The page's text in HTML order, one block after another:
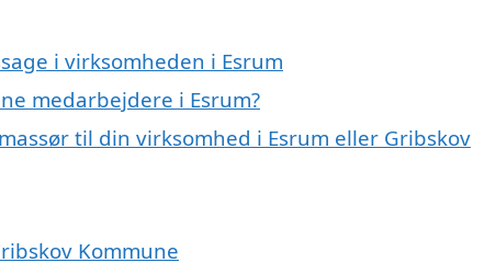
i virksomheden i Esrum
medarbejdere i Esrum?
til din virksomhed i Esrum eller Gribskov
Kommune